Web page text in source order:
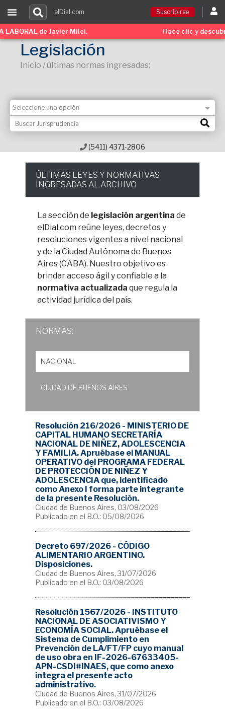
Suscribirse
Contacto
elDial.com Suscribirse
Milei. Hace clic y descubrí todo sobre la
Legislación
Inicio / últimas normas ingresadas:
(5411) 4371-2806
ÚLTIMAS LEYES Y NORMATIVAS
INGRESADAS AL ARCHIVO
La sección de legislación argentina de
elDial.com reúne leyes, decretos y
resoluciones vigentes a nivel nacional
y de la Ciudad Autónoma de Buenos
Aires (CABA). Nuestro objetivo es
brindar acceso ágil y confiable a la
normativa actualizada que regula la
actividad jurídica del país.
NORMAS:
NACIONAL
CIUDAD DE BUENOS AIRES
Resolución 216/2026 - MINISTERIO DE
CAPITAL HUMANO SECRETARÍA
NACIONAL DE NIÑEZ, ADOLESCENCIA
Y FAMILIA. Apruébase el MANUAL
OPERATIVO del PROGRAMA FEDERAL
DE PROTECCIÓN DE NIÑEZ Y
ADOLESCENCIA que, identificado
como Anexo I forma parte integrante
de la presente Resolución.
Ciudad de Buenos Aires, 03/08/2026
Publicado en el B.O.: 05/08/2026
Decreto 697/2026 - CÓDIGO
ALIMENTARIO ARGENTINO.
Disposiciones.
Ciudad de Buenos Aires, 31/07/2026
Publicado en el B.O.: 03/08/2026
Resolución 1567/2026 - INSTITUTO
NACIONAL DE ASOCIATIVISMO Y
ECONOMÍA SOCIAL. Apruébase el
Sistema de Cumplimiento en
Prevención de LA/FT/FP cuyo manual
de uso obra en IF-2026-67633405-
APN-CSDI#INAES, que como anexo
integra el presente acto
administrativo.
Ciudad de Buenos Aires, 31/07/2026
Publicado en el B.O.: 03/08/2026